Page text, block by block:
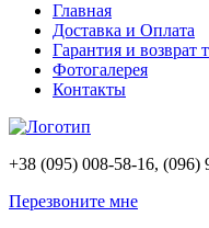
Главная
Доставка и Оплата
Гарантия и возврат
Фотогалерея
Контакты
+38 (095) 008-58-16, (096)
Перезвоните мне